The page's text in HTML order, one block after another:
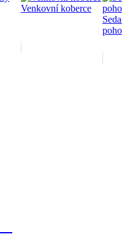
Venkovní koberce